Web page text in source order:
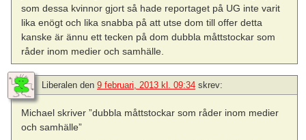
som dessa kvinnor gjort så hade reportaget på UG inte varit
lika enögt och lika snabba på att utse dom till offer detta
kanske är ännu ett tecken på dom dubbla måttstockar som
råder inom medier och samhälle.
Liberalen den 9 februari, 2013 kl. 09:34 skrev:
Michael skriver ”dubbla måttstockar som råder inom medier
och samhälle”